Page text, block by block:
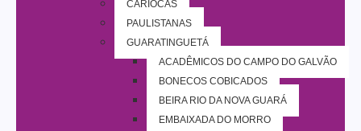
CARIOCAS
PAULISTANAS
GUARATINGUETÁ
ACADÊMICOS DO CAMPO DO GALVÃO
BONECOS COBIÇADOS
BEIRA RIO DA NOVA GUARÁ
EMBAIXADA DO MORRO